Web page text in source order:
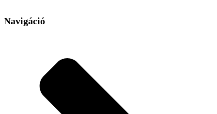
Navigáció